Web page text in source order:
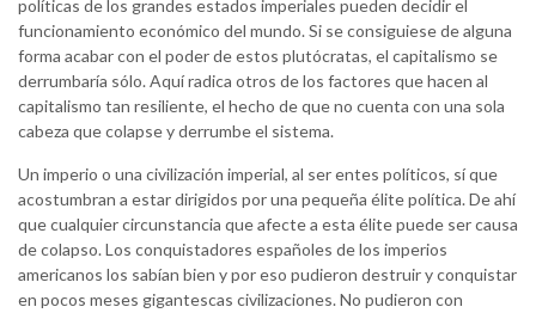
políticas de los grandes estados imperiales pueden decidir el
funcionamiento económico del mundo. Si se consiguiese de alguna
forma acabar con el poder de estos plutócratas, el capitalismo se
derrumbaría sólo. Aquí radica otros de los factores que hacen al
capitalismo tan resiliente, el hecho de que no cuenta con una sola
cabeza que colapse y derrumbe el sistema.
Un imperio o una civilización imperial, al ser entes políticos, sí que
acostumbran a estar dirigidos por una pequeña élite política. De ahí
que cualquier circunstancia que afecte a esta élite puede ser causa
de colapso. Los conquistadores españoles de los imperios
americanos los sabían bien y por eso pudieron destruir y conquistar
en pocos meses gigantescas civilizaciones. No pudieron con